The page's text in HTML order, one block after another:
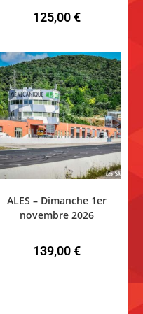
125,00€
ALES – Dimanche 1er
novembre 2026
139,00€